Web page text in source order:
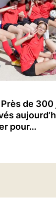
Près de 300
pour…